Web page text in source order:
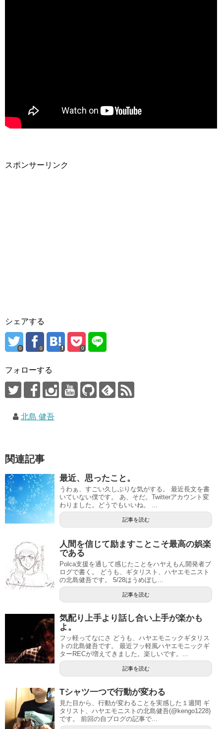
スポンサーリンク
シェアする
0 0 0
フォローする
北島 健吾
関連記事
最近、思ったこと。
うわぁ、すごい久しぶりな気がする。 最近長文を書
いていない僕です。 あ、そだ。Twitterアカウント変
わりました。どうでもいいね。 ...
記事を読む
人間を信じて励ますことこそ最高の娯楽
である
Polca支援を通して感じたことをハヤえもん開発者ブ
ログで書く。 どうも、ギタリスト、ハヤエモニスト
の北島健吾です。 5/28はうめぼし...
記事を読む
気配り上手より話し合い上手が楽かも
よ。
フッ軽ってなにさ どうも、ハヤエモニックギタリス
トの北島健吾です。 最近フッ軽風ハヤエモニックギ
ターRECが増えてきました。楽しいです。...
記事を読む
Tシャツ一つで行動が変わる
見た目から、行動が変わることを実感した１週間 ギ
タリスト、ハヤエモニストの北島健吾(@kengo1228)
です。 前回の自ブログの記事で...